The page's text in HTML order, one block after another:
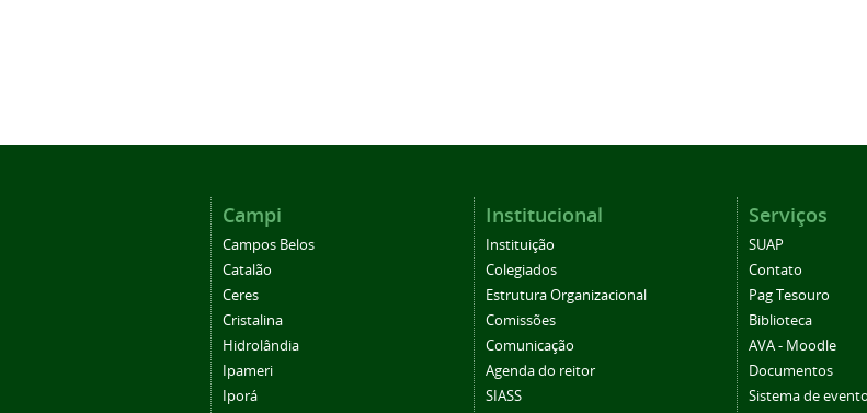
Campi
Campos Belos
Catalão
Ceres
Cristalina
Hidrolândia
Ipameri
Iporá
Institucional
Instituição
Colegiados
Estrutura Organizacional
Comissões
Comunicação
Agenda do reitor
SIASS
Serviços
SUAP
Contato
Pag Tesouro
Biblioteca
AVA - Moodle
Documentos
Sistema de